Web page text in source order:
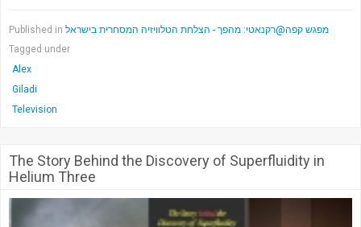
Published in מפגש קפה@רקנאטי: מהפך - הצלחת הטלוויזיה המסחרית בישראל
Tagged under
Alex
Giladi
Television
The Story Behind the Discovery of Superfluidity in
Helium Three